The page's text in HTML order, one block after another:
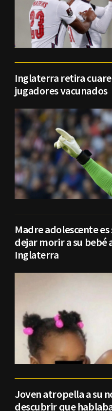
Inglaterra retira
jugadores vacunados
Madre adolescente
dejar morir a su bebé
Inglaterra
Joven atropella a su
descubrir que